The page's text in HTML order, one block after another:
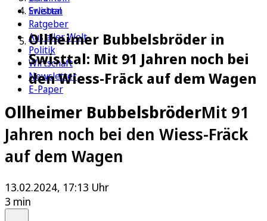
Erleben
Ratgeber
Aus aller Welt
Politik
Wirtschaft
Newsletter
E-Paper
Swisttal
Ollheimer Bubbelsbröder in
Swisttal: Mit 91 Jahren noch bei
den Wiess-Fräck auf dem Wagen
Ollheimer BubbelsbröderMit 91
Jahren noch bei den Wiess-Fräck
auf dem Wagen
13.02.2024, 17:13 Uhr
3 min